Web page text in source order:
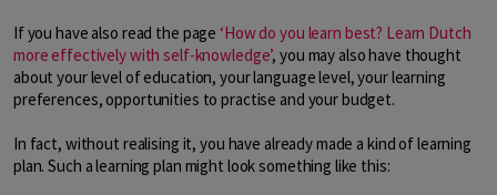
If you have also read the page ‘How do you learn best? Learn Dutch
more effectively with self-knowledge’, you may also have thought
about your level of education, your language level, your learning
preferences, opportunities to practise and your budget.
In fact, without realising it, you have already made a kind of learning
plan. Such a learning plan might look something like this: